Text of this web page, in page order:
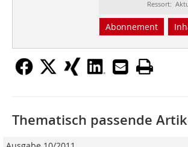
Ressort:
Abonnement
Thematisch passende